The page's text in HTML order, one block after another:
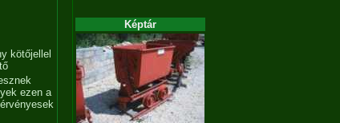
kötőjellel
ezen a
Képtár